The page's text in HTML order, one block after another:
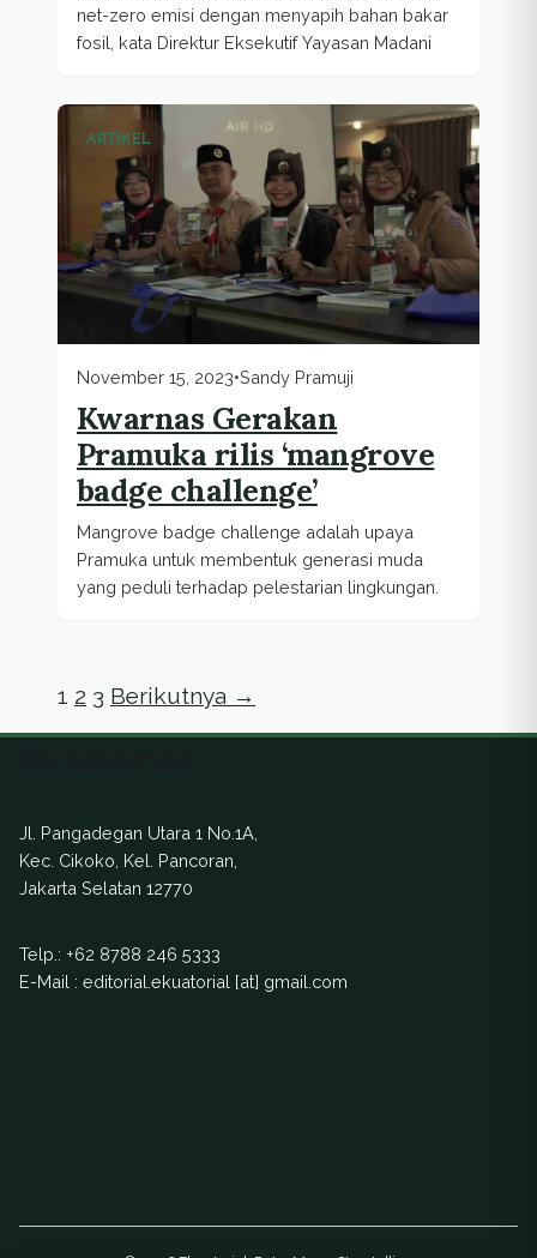
net-zero emisi dengan menyapih bahan bakar
fosil, kata Direktur Eksekutif Yayasan Madani
ARTIKEL
November 15, 2023•Sandy Pramuji
Kwarnas Gerakan
Pramuka rilis ‘mangrove
badge challenge’
Mangrove badge challenge adalah upaya
Pramuka untuk membentuk generasi muda
yang peduli terhadap pelestarian lingkungan.
Paginasi pos
Halaman
1 Halaman
2 Halaman
3 Berikutnya →
Jl. Pangadegan Utara 1 No.1A,
Kec. Cikoko, Kel. Pancoran,
Jakarta Selatan 12770
Telp.: +62 8788 246 5333
E-Mail : editorial.ekuatorial [at] gmail.com